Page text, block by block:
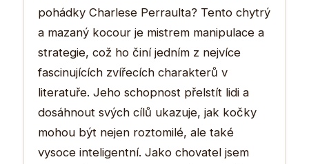
pohádky Charlese Perraulta? Tento chytrý
a mazaný kocour je mistrem manipulace a
strategie, což ho činí jedním z nejvíce
fascinujících zvířecích charakterů v
literatuře. Jeho schopnost přelstít lidi a
dosáhnout svých cílů ukazuje, jak kočky
mohou být nejen roztomilé, ale také
vysoce inteligentní. Jako chovatel jsem